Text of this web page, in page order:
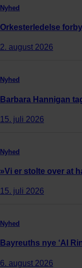
Nyhed
Orkesterledelse
2. august 2026
Nyhed
Barbara Hannigan
15. juli 2026
Nyhed
»Vi er stolte over at
15. juli 2026
Nyhed
Bayreuths nye ‘AI
6. august 2026